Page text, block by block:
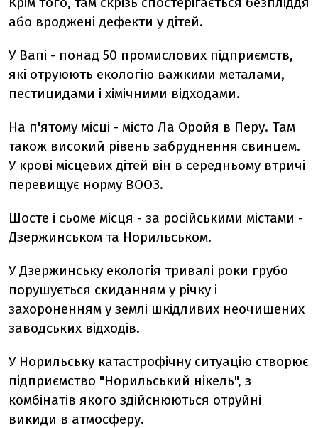
або вроджені дефекти у дітей.
У Вапі - понад 50 промислових підприємств,
які отруюють екологію важкими металами,
пестицидами і хімічними відходами.
На п'ятому місці - місто Ла Оройя в Перу. Там
також високий рівень забруднення свинцем.
У крові місцевих дітей він в середньому втричі
перевищує норму ВООЗ.
Шосте і сьоме місця - за російськими містами -
Дзержинськом та Норильськом.
У Дзержинську екологія тривалі роки грубо
порушується скиданням у річку і
захороненням у землі шкідливих неочищених
заводських відходів.
У Норильську катастрофічну ситуацію створює
підприємство "Норильський нікель", з
комбінатів якого здійснюються отруйні
викиди в атмосферу.